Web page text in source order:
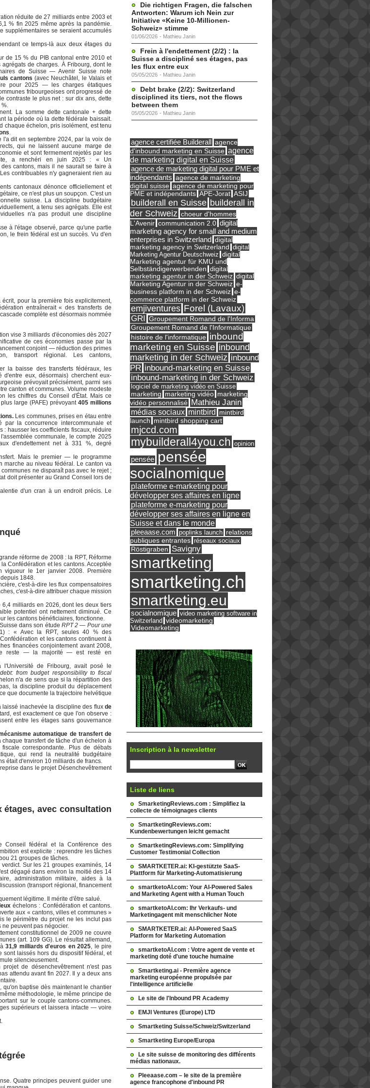
réduite de 27 milliards entre 2003 et
% fin 2025 même après la pandémie.
supplémentaires se seraient accumulés
ce temps-là aux deux étages du
de 15 % du PIB cantonal entre 2010 et
de charges. À Fribourg, dont le
de Suisse — Avenir Suisse note
cantons (avec Neuchâtel, le Valais et
pour 2025 — les charges étatiques
fribourgeoises ont progressé de
contraste le plus net : sur dix ans, dette
%.
La somme dette cantonale + dette
la période où la dette fédérale baissait.
chaque échelon, pris isolément, est tenu
.
l'a dit en septembre 2024, par la voix de
qui ne laissent aucune marge de
et sont fermement rejetés par les
a renchéri en juin 2025 : « Un
cantons, mais il ne saurait se faire à
contribuables n'y gagneraient rien au
cantonaux dénonce officiellement et
ce n'est plus un soupçon. C'est un
suisse. La discipline budgétaire
a tenu ses agrégats. Elle est
n'a pas produit une discipline
à l'étage observé, parce qu'une partie
le frein fédéral est un succès. Vu d'en
pour la première fois explicitement,
entraînerait « des transferts de
complète est désormais nommée
vise 3 milliards d'économies dès 2027
de ces économies passe par la
conjoint — réduction des primes
transport régional. Les cantons,
la baisse des transferts fédéraux, les
d'entre eux, désormais) cherchent eux-
prévoyait précisément, parmi ses
canton et communes. Volume modeste
les chiffres du Conseil d'État. Mais ce
large (PAFE) prévoyant 405 millions
Les communes, prises en étau entre
par la concurrence intercommunale et
: hausser les coefficients fiscaux, réduire
communale, le compte 2025
d'endettement net à 331 %, degré
Mais le premier — le programme
au niveau fédéral. Le canton va
ne disparaît pas avec le rejet ;
doit présenter au Grand Conseil lors de
d'un cran à un endroit précis. Le
réforme de 2008 : la RPT, Réforme
Confédération et les cantons. Acceptée
le 1er janvier 2008. Première
1848.
c'est-à-dire les flux compensatoires
c'est-à-dire attribuer chaque mission
milliards en 2026, dont les deux tiers
potentiel ont nettement diminué. Ce
les cantons bénéficiaires, fonctionne.
dans son étude RPT 2 — Pour une
: « Avec la RPT, seules 40 % des
et les cantons continuent à
financées conjointement avant 2008,
reste — la majorité — est resté en
l'Université de Fribourg, avait posé le
from budget responsibility to fiscal
n'a de sens que si la répartition des
la discipline produit du déplacement
que documente la trajectoire helvétique
laissé inachevée la discipline des fluxde
est exactement ce que l'on observe :
entre les étages sans gouvernance
automatique de transfert de
transfert de tâche d'un échelon à
correspondante. Plus de débats
qui rend la neutralité budgétaire
était d'environ 10 milliards de francs.
dans le projet Désenchevêtrement
étages, avec consultation
Conseil fédéral et la Conférence des
est explicite : reprendre les tâches
21 groupes de tâches.
Sur les 21 groupes examinés, 14
dégagé dans environ la moitié des 14
administration militaire, aides à la
(transport régional, financement
légitime. Il mérite d'être salué.
échelons : Confédération et cantons.
aux « cantons, villes et communes »
le périmètre du projet ne les inclut pas
peuvent pas négocier.
constitutionnel de 2009 ne couvre
(art. 109 GG). Le résultat allemand,
à31,9 milliards d'euros en 2025, le pire
sont laissés hors du dispositif fédéral, et
silencieusement.
de désenchevêtrement n'est pas
attendu avant fin 2027. Il y a deux ans
baptise dès maintenant le chantier
méthodologie, le même principe de
sur le couple cantons-communes.
supérieurs et laissera intacte — voire
Quatre principes peuvent guider une
Die richtigen Fragen, die falschen
Antworten: Warum ich Nein zur
Initiative «Keine 10-Millionen-
Schweiz» stimme
01/06/2026 - Mathieu Janin
Frein à l'endettement (2/2) : la
Suisse a discipliné ses étages, pas
les flux entre eux
05/05/2026 - Mathieu Janin
Debt brake (2/2): Switzerland
disciplined its tiers, not the flows
between them
05/05/2026 - Mathieu Janin
agence certifiée Builderall
agence
d'inbound marketing en Suisse agence
de marketing digital en Suisse
agence de marketing digital pour PME et
indépendants agence de marketing
digital suisse agence de marketing pour
PME et indépendants APE-Jorat ASIJ
builderall en Suisse builderall in
der Schweiz choeur d'hommes
L'Avenir communication 2.0 digital
marketing agency for small and medium
enterprises in Switzerland digital
marketing agency in Switzerland digital
Marketing Agentur Deutschweiz digital
Marketing agentur für KMU und
Selbständigerwerbenden digital
marketing agentur in der Schweiz digital
Marketing Agentur in der Schweiz e-
business platform in der Schweiz e-
commerce platform in der Schweiz
emjiventures Forel (Lavaux)
GRI Groupement Romand de l'Informa
Groupement Romand de l'Informatique
histoire de l'informatique inbound
marketing en Suisse inbound
marketing in der Schweiz inbound
PR inbound-marketing en Suisse
inbound-marketing in der Schweiz
logiciel de marketing vidéo en Suisse
marketing marketing vidéo marketing
vidéo personnalisé Mathieu Janin
médias sociaux mintbird
mintbird
launch mintbird shopping cart
mjccd.com
mybuilderall4you.ch opinion
pensée pensée
socialnomique
plateforme e-marketing pour
développer ses affaires en ligne
plateforme e-marketing pour
développer ses affaires en ligne en
Suisse et dans le monde
pleeaase.com poplinks launch relations
publiques entrantes réseaux sociaux
Röstigraben Savigny
smartketing
smartketing.ch
smartketing.eu
socialnomique video marketing software in
Switzerland videomarketing
Videomarketing
Inscription à la newsletter
Liste de liens
SmarketingReviews.com : Simplifiez la
collecte de témoignages clients
SmartketingReviews.com:
Kundenbewertungen leicht gemacht
SmartketingReviews.com: Simplifying
Customer Testimonial Collection
SMARTKETER.ai: KI-gestützte SaaS-
Plattform für Marketing-Automatisierung
smartketoAI.com: Your AI-Powered Sales
and Marketing Agent with a Human Touch
smartketoAI.com: Ihr Verkaufs- und
Marketingagent mit menschlicher Note
SMARTKETER.ai: AI-Powered SaaS
Platform for Marketing Automation
smartketoAI.com : Votre agent de vente et
marketing doté d'une touche humaine
Smartketing.ai - Première agence
marketing européenne propulsée par
l'intelligence artificielle
Le site de l'Inbound PR Academy
EMJI Ventures (Europe) LTD
Smartketing Suisse/Schweiz/Switzerland
Smartketing Europe/Europa
Le site suisse de monitoring des différents
médias nationaux.
Pleeaase.com – le site de la première
agence francophone d'inbound PR